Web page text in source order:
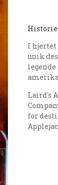
I hjertet
unik
Laird's
for